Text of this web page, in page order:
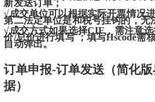
新发送订单；
√成交单位可以根据实际开票情况
第二法定单位是和税号挂钩的，无
√成交方式如果选择CIF，需注意
价/总价进行填写 ；填写Hscode需
自动弹出。
订单申报-订单发送（简化
据）